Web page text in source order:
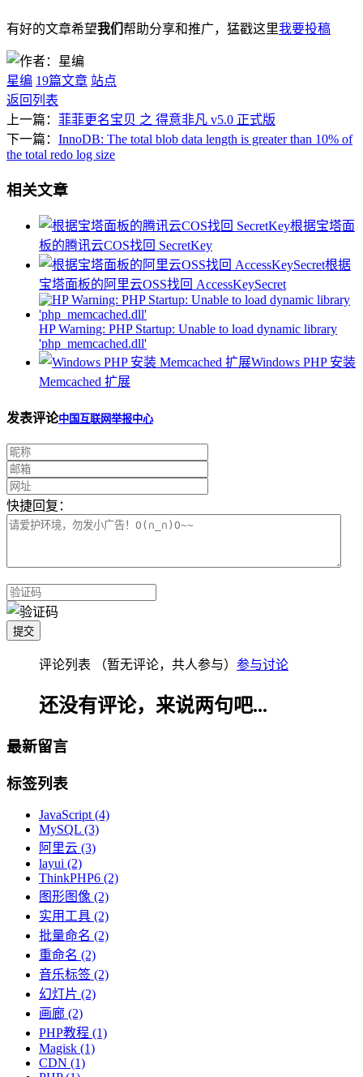
有好的文章希望我们 帮助分享和推广，猛戳这里我要投稿
星编 19篇文章 站点
返回列表
上一篇： 菲菲更名宝贝 之 得意非凡 v5.0 正式版
下一篇： InnoDB: The total blob data length is greater than 10% of
the total redo log size
相关文章
根据宝塔面
板的腾讯云COS找回 SecretKey
根据
宝塔面板的阿里云OSS找回 AccessKeySecret
HP Warning: PHP Startup: Unable to load dynamic library
'php_memcached.dll'
Windows PHP 安装
Memcached 扩展
发表评论中国互联网举报中心
快捷回复：
评论列表 （暂无评论，共人参与） 参与讨论
还没有评论，来说两句吧...
最新留言
标签列表
JavaScript(4)
MySQL (3)
阿里云 (3)
layui (2)
ThinkPHP6 (2)
图形图像 (2)
实用工具 (2)
批量命名 (2)
重命名 (2)
音乐标签 (2)
幻灯片 (2)
画廊 (2)
PHP教程 (1)
Magisk (1)
CDN (1)